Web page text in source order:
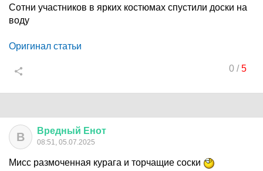
Сотни участников в ярких костюмах спустили доски на
воду
Оригинал статьи
0/5
В Вредный Енот
08:51, 05.07.2025
Мисс размоченная курага и торчащие соски